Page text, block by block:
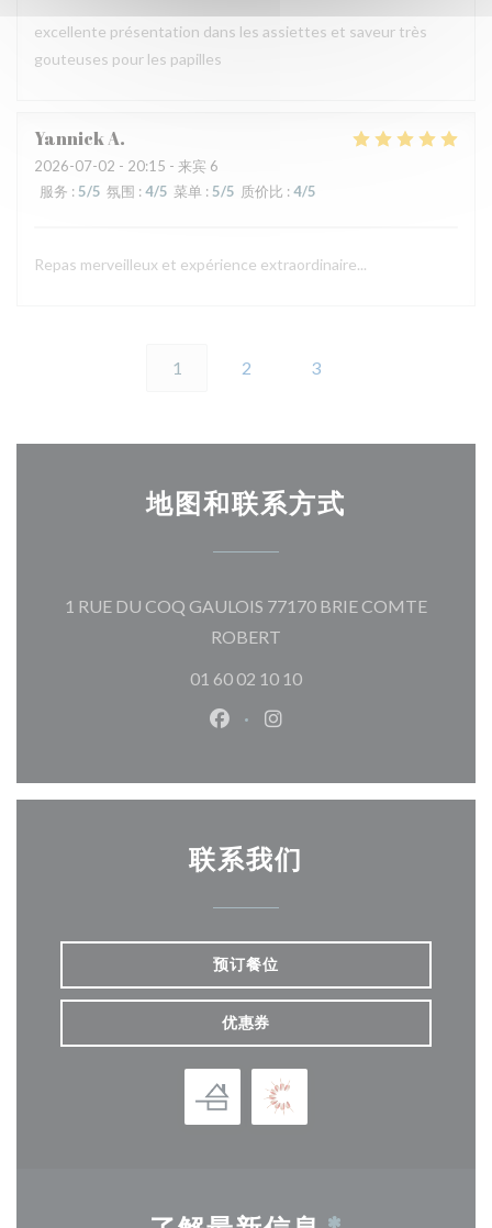
excellente présentation dans les assiettes et saveur très
gouteuses pour les papilles
YannickA
2026-07-02 - 20:15 - 来宾 6
服务 : 5/5 氛围 :4/5 菜单 : 5/5 质价比 :4/5
Repas merveilleux et expérience extraordinaire...
1 2 3
地图和联系方式
1 RUE DU COQ GAULOIS 77170 BRIE COMTE
ROBERT
01 60 02 10 10
Facebook ((在新窗口中打开))
Instagram ((在新窗口中
联系我们
预订餐位
优惠券